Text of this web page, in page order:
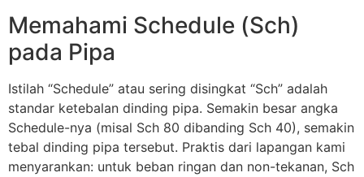
Memahami Schedule (Sch)
pada Pipa
Istilah “Schedule” atau sering disingkat “Sch” adalah
standar ketebalan dinding pipa. Semakin besar angka
Schedule-nya (misal Sch 80 dibanding Sch 40), semakin
tebal dinding pipa tersebut. Praktis dari lapangan kami
menyarankan: untuk beban ringan dan non-tekanan, Sch